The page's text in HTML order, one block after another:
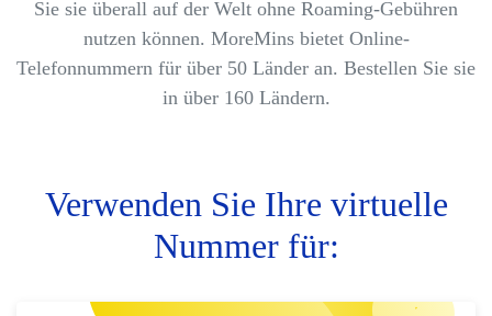
Sie sie überall auf der Welt ohne Roaming-Gebühren
nutzen können. MoreMins bietet Online-
Telefonnummern für über 50 Länder an. Bestellen Sie sie
in über 160 Ländern.
Verwenden Sie Ihre virtuelle
Nummer für: